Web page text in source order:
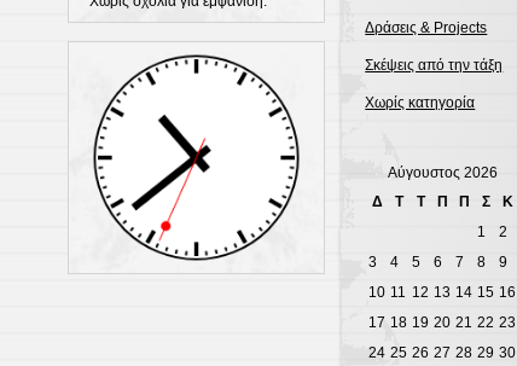
Δράσεις & Projects
Σκέψεις από την τάξη
Χωρίς κατηγορία
Αύγουστος 2026
Δ
Τ Τ Π Π Σ
Κ
1
2
3
4 5 6 7 8
9
10 11 12 13 14 15 16
17 18 19 20 21 22 23
24 25 26 27 28 29 30